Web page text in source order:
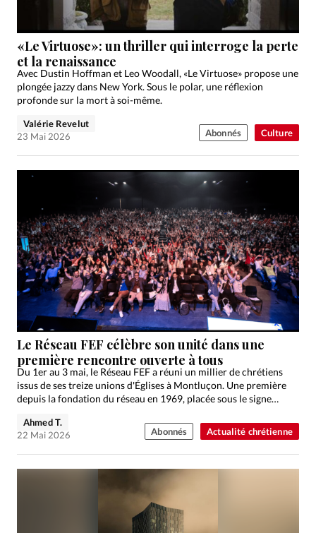
Culture
«Le Virtuose»: un thriller qui interroge la perte
et la renaissance
Avec Dustin Hoffman et Leo Woodall, «Le Virtuose» propose une
plongée jazzy dans New York. Sous le polar, une réflexion
profonde sur la mort à soi-même.
Valérie Revelut
23 Mai 2026
Abonnés
Actualité chrétienne
Le Réseau FEF célèbre son unité dans une
première rencontre ouverte à tous
Du 1er au 3 mai, le Réseau FEF a réuni un millier de chrétiens
issus de ses treize unions d'Églises à Montluçon. Une première
depuis la fondation du réseau en 1969, placée sous le signe…
Ahmed T.
22 Mai 2026
Abonnés